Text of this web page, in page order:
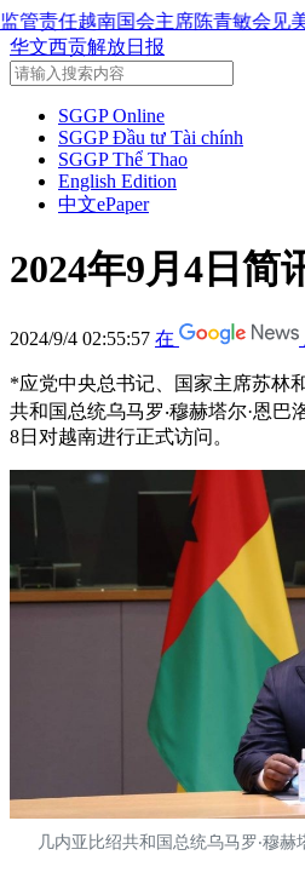
敏会见美国驻越南大使詹妮弗·
华文西贡解放日报
SGGP Online
SGGP Đầu tư Tài chính
SGGP Thể Thao
English Edition
中文ePaper
2024年9月4日简
2024/9/4 02:55:57 在
*应党中央总书记、国家主席苏林
共和国总统乌马罗‧穆赫塔尔·恩巴
8日对越南进行正式访问。
几内亚比绍共和国总统乌马罗‧穆赫